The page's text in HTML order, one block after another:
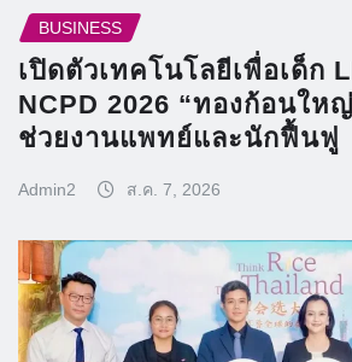
BUSINESS
เปิดตัวเทคโนโลยีเพื่อเด็ก
NCPD 2026 “ทองก้อนให
ช่วยงานแพทย์และนักฟื้นฟู
Admin2 ส.ค. 7, 2026